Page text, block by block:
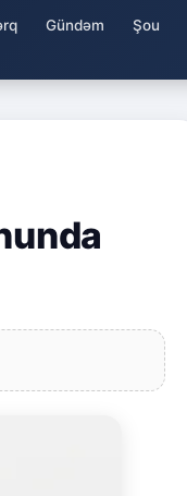
Gündəm Şou